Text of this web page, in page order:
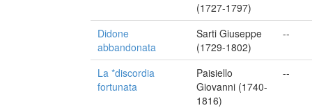
(1727-1797)
Didone
abbandonata
Sarti Giuseppe
(1729-1802)
--
La *discordia
fortunata
Paisiello
Giovanni (1740-
1816)
--